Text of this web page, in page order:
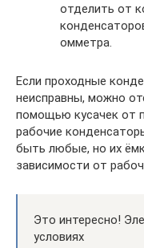
отделить от
омметра.
Если проходные
неисправны, можно
помощью кусачек от
рабочие
быть любые, но их
зависимости от
Это интересно!
условиях